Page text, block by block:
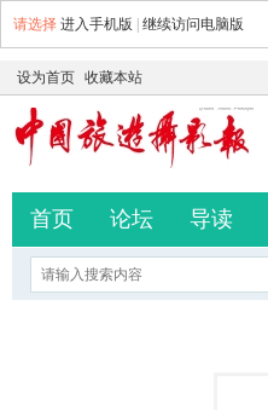
请选择 进入手机版 继续访问电脑版
设为首页 收藏本站
首页 论坛 导读